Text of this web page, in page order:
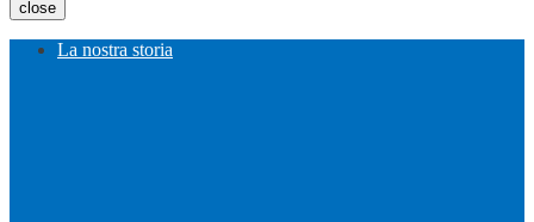
close
La nostra storia